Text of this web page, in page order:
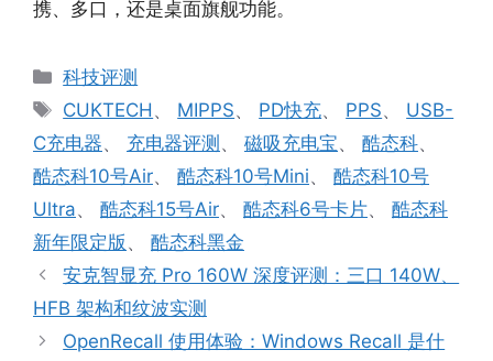
携、多口，还是桌面旗舰功能。
分
类
科技评测
标
签
CUKTECH 、 MIPPS、 PD快充、 PPS、 USB-
C充电器、 充电器评测、 磁吸充电宝、 酷态科、
酷态科10号Air、 酷态科10号Mini、 酷态科10号
Ultra、 酷态科15号Air、 酷态科6号卡片、 酷态科
新年限定版 、 酷态科黑金
安克智显充 Pro 160W 深度评测：三口 140W、
HFB 架构和纹波实测
OpenRecall 使用体验：Windows Recall 是什